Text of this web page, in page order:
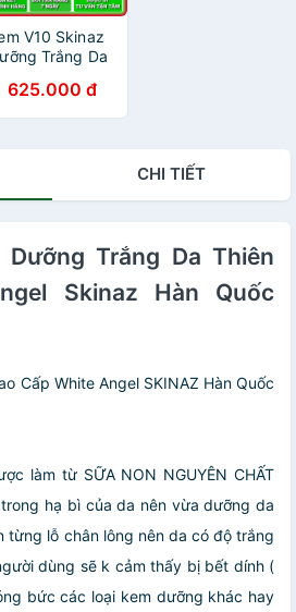
V10 Skinaz
Trắng Da
[Chính
625.000 đ
CHI TIẾT
Dưỡng Trắng Da Thiên
Skinaz Hàn Quốc
Cấp White Angel SKINAZ Hàn Quốc
làm từ SỮA NON NGUYÊN CHẤT
hạ bì của da nên vừa dưỡng da
từng lỗ chân lông nên da có độ trắng
dùng sẽ k cảm thấy bị bết dính (
bức các loại kem dưỡng khác hay